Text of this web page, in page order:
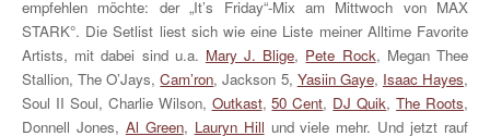
empfehlen möchte: der „It’s Friday“-Mix am Mittwoch von MAX
STARK°. Die Setlist liest sich wie eine Liste meiner Alltime Favorite
Artists, mit dabei sind u.a. Mary J. Blige, Pete Rock, Megan Thee
Stallion, The O’Jays,Cam’ron, Jackson 5, Yasiin Gaye, Isaac Hayes,
Soul II Soul, Charlie Wilson, Outkast,50 Cent, DJ Quik,The Roots,
Donnell Jones, Al Green, Lauryn Hill und viele mehr. Und jetzt rauf